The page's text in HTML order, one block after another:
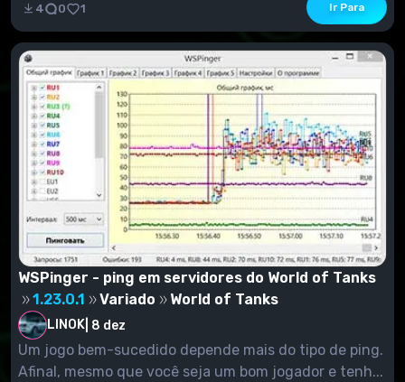
4 0 1 Ir Para
WSPinger - ping em servidores do World of Tanks
1.23.0.1
Variado World of Tanks
LINOK 8 dez
Um jogo bem-sucedido depende mais do tipo de ping.
Afinal, mesmo que você seja um bom jogador e tenh...